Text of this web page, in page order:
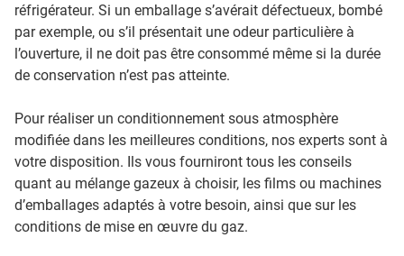
réfrigérateur. Si un emballage s’avérait défectueux, bombé
par exemple, ou s’il présentait une odeur particulière à
l’ouverture, il ne doit pas être consommé même si la durée
de conservation n’est pas atteinte.
Pour réaliser un conditionnement sous atmosphère
modifiée dans les meilleures conditions, nos experts sont à
votre disposition. Ils vous fourniront tous les conseils
quant au mélange gazeux à choisir, les films ou machines
d’emballages adaptés à votre besoin, ainsi que sur les
conditions de mise en œuvre du gaz.